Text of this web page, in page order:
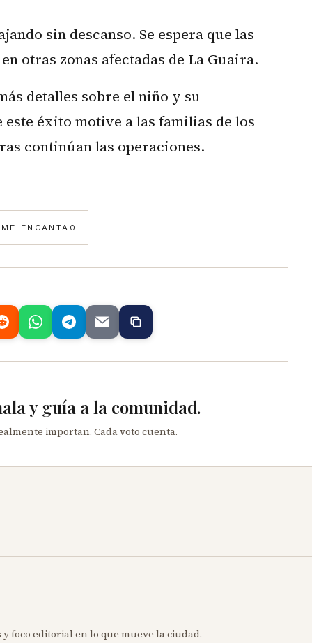
sin descanso. Se espera que las
otras zonas afectadas de La Guaira.
detalles sobre el niño y su
éxito motive a las familias de los
continúan las operaciones.
ME ENCANTA 0
y guía a la comunidad.
importan. Cada voto cuenta.
foco editorial en lo que mueve la ciudad.